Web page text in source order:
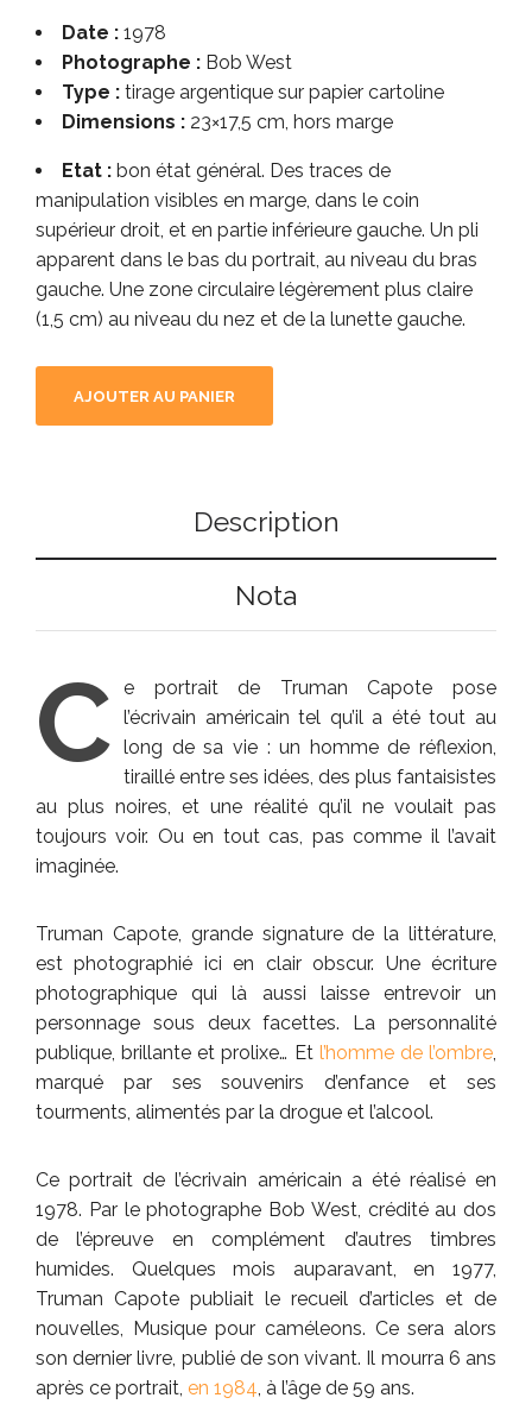
Date : 1978
Photographe : Bob West
Type : tirage argentique sur papier cartoline
Dimensions : 23×17,5 cm, hors marge
Etat : bon état général. Des traces de
manipulation visibles en marge, dans le coin
supérieur droit, et en partie inférieure gauche. Un pli
apparent dans le bas du portrait, au niveau du bras
gauche. Une zone circulaire légèrement plus claire
(1,5 cm) au niveau du nez et de la lunette gauche.
AJOUTER AU PANIER
Description
Nota
C e portrait de Truman Capote pose
l’écrivain américain tel qu’il a été tout au
long de sa vie : un homme de réflexion,
tiraillé entre ses idées, des plus fantaisistes
au plus noires, et une réalité qu’il ne voulait pas
toujours voir. Ou en tout cas, pas comme il l’avait
imaginée.
Truman Capote, grande signature de la littérature,
est photographié ici en clair obscur. Une écriture
photographique qui là aussi laisse entrevoir un
personnage sous deux facettes. La personnalité
publique, brillante et prolixe… Et l’homme de l’ombre,
marqué par ses souvenirs d’enfance et ses
tourments, alimentés par la drogue et l’alcool.
Ce portrait de l’écrivain américain a été réalisé en
1978. Par le photographe Bob West, crédité au dos
de l’épreuve en complément d’autres timbres
humides. Quelques mois auparavant, en 1977,
Truman Capote publiait le recueil d’articles et de
nouvelles, Musique pour caméleons. Ce sera alors
son dernier livre, publié de son vivant. Il mourra 6 ans
après ce portrait, en 1984, à l’âge de 59 ans.